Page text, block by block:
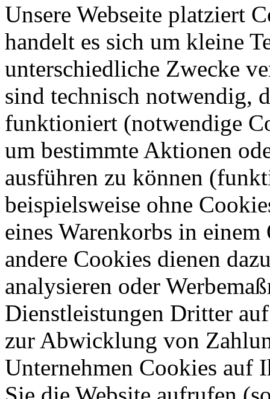
Unsere Webseite platziert
handelt es sich um kleine
unterschiedliche Zwecke
sind technisch notwendig,
funktioniert (notwendige
um bestimmte Aktionen
ausführen zu können
beispielsweise ohne
eines Warenkorbs in
andere Cookies dienen
analysieren oder
Dienstleistungen Dritter
zur Abwicklung von
Unternehmen Cookies auf